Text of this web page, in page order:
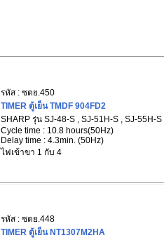
รหัส : ซตย.450
TIMER ตู้เย็น TMDF 904FD2
SHARP รุ่น SJ-48-S , SJ-51H-S , SJ-55H-S
Cycle time : 10.8 hours(50Hz)
Delay time : 4.3min. (50Hz)
ไฟเข้าขา 1 กับ 4
รหัส : ซตย.448
TIMER ตู้เย็น NT1307M2HA